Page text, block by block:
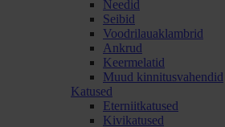
Needid
Seibid
Voodrilauaklambrid
Ankrud
Keermelatid
Muud kinnitusvahendid
Katused
Eterniitkatused
Kivikatused